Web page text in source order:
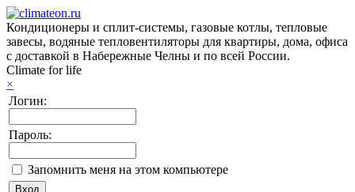
Кондиционеры и сплит-системы, газовые котлы, тепловые
завесы, водяные тепловентиляторы для квартиры, дома, офиса
с доставкой в Набережные Челны и по всей России.
Climate for life
×
Логин:
Пароль:
Запомнить меня на этом компьютере